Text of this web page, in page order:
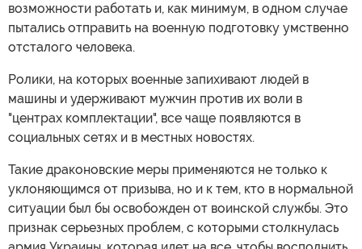
возможности работать и, как минимум, в одном случае
пытались отправить на военную подготовку умственно
отсталого человека.
Ролики, на которых военные запихивают людей в
машины и удерживают мужчин против их воли в
"центрах комплектации", все чаще появляются в
социальных сетях и в местных новостях.
Такие драконовские меры применяются не только к
уклоняющимся от призыва, но и к тем, кто в нормальной
ситуации был бы освобожден от воинской службы. Это
признак серьезных проблем, с которыми столкнулась